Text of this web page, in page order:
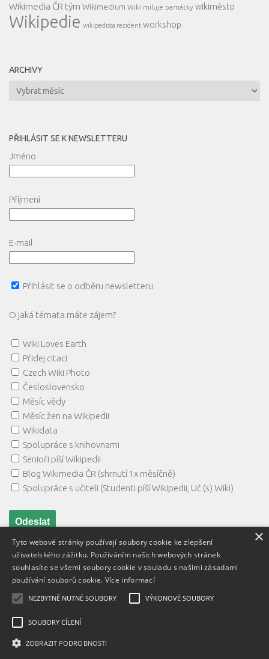
Wikimedia ČR tým Wikimedium Wiki miluje památky wikiměsto
Wikipedie wikipedista rezident workshop
ARCHIVY
Archivy
PŘIHLÁSIT SE K NEWSLETTERU
Jméno
Příjmení
E-mail
Přihlásit se o odběru newsletteru
O jaká témata máte zájem?
Wiki Loves Earth
Přidej citaci
Czech Wiki Photo
Česloslovensko
Měsíc vědy
Měsíc žen na Wikipedii
Wikidata
Spolupráce s knihovnami
Senioři píší Wikipedii
Blog Wikimedia ČR (shrnutí 1x měsíčně)
Spolupráce s učiteli (Studenti píší Wikipedii, Uč (s) Wiki)
Textový obsah je zveřejněn pod licencíCreative Commons BY
uvedeny u těchto materiálů.
Powered by
×
Tyto webové stránky používají soubory cookie ke zlepšení
uživatelského zážitku. Používáním našich webových stránek
souhlasíte se všemi soubory cookie v souladu s našimi zásadami
používání souborů cookie. Více informací
NEZBYTNĚ NUTNÉ SOUBORY VÝKONOVÉ SOUBORY
SOUBORY CÍLENÍ
ZOBRAZIT PODROBNOSTI